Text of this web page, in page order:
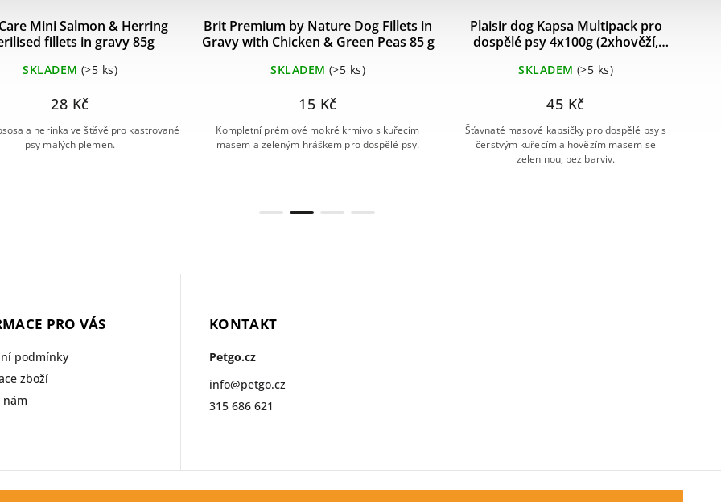
Mini Salmon & Herring
fillets in gravy 85g
SKLADEM (>5 ks)
28 Kč
a herinka ve šťávě pro kastrované
psy malých plemen.
Brit Premium by Nature Dog Fillets in
Gravy with Chicken & Green Peas 85 g
SKLADEM (>5 ks)
15 Kč
Kompletní prémiové mokré krmivo s kuřecím
masem a zeleným hráškem pro dospělé psy.
Plaisir dog Kapsa Multipack pro
dospělé psy 4x100g (2xhověží,
SKLADEM (>5 ks)
45 Kč
Šťavnaté masové kapsičky pro dospělé psy s
čerstvým kuřecím a hovězím masem se
zeleninou, bez barviv.
PRO VÁS
podmínky
zboží
KONTAKT
Petgo.cz
info@petgo.cz
315 686 621